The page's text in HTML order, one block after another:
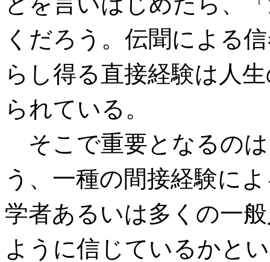
くだろう。伝聞による
らし得る直接経験は人
られている。
そこで重要となるの
う、一種の間接経験に
学者あるいは多くの一
ように信じているかと